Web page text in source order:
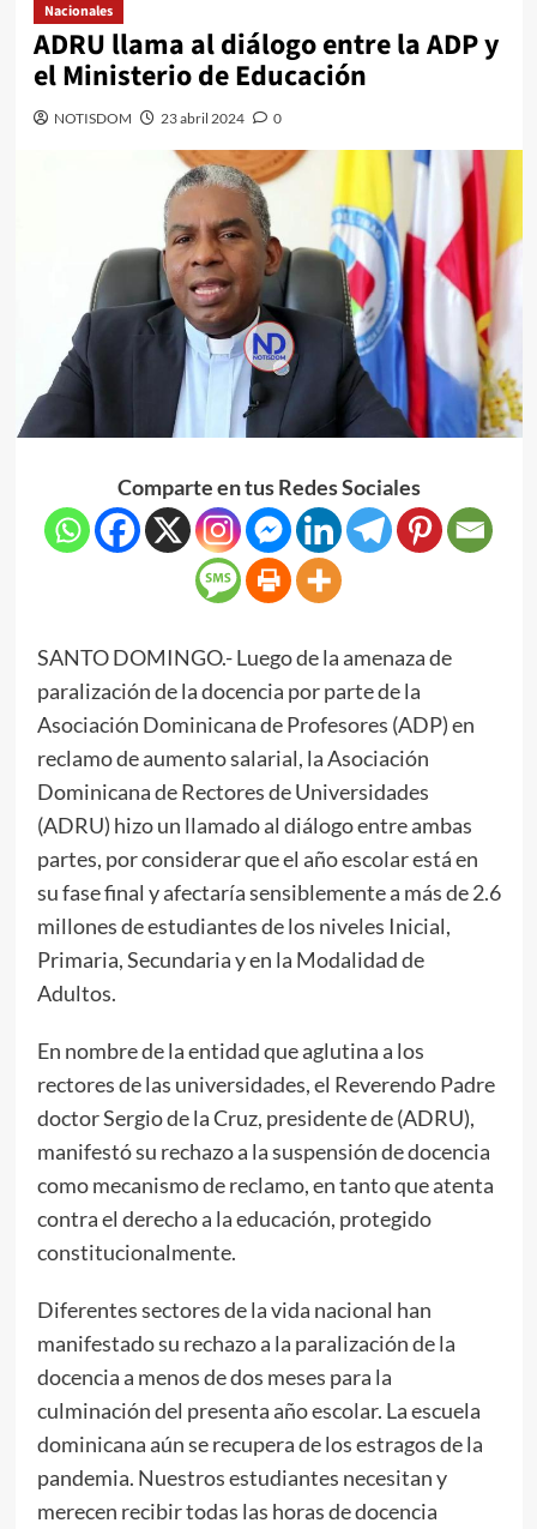
Nacionales
ADRU llama al diálogo entre la ADP y
el Ministerio de Educación
NOTISDOM 23 abril 2024 0
Comparte en tus Redes Sociales
SANTO DOMINGO.- Luego de la amenaza de
paralización de la docencia por parte de la
Asociación Dominicana de Profesores (ADP) en
reclamo de aumento salarial, la Asociación
Dominicana de Rectores de Universidades
(ADRU) hizo un llamado al diálogo entre ambas
partes, por considerar que el año escolar está en
su fase final y afectaría sensiblemente a más de 2.6
millones de estudiantes de los niveles Inicial,
Primaria, Secundaria y en la Modalidad de
Adultos.
En nombre de la entidad que aglutina a los
rectores de las universidades, el Reverendo Padre
doctor Sergio de la Cruz, presidente de (ADRU),
manifestó su rechazo a la suspensión de docencia
como mecanismo de reclamo, en tanto que atenta
contra el derecho a la educación, protegido
constitucionalmente.
Diferentes sectores de la vida nacional han
manifestado su rechazo a la paralización de la
docencia a menos de dos meses para la
culminación del presenta año escolar. La escuela
dominicana aún se recupera de los estragos de la
pandemia. Nuestros estudiantes necesitan y
merecen recibir todas las horas de docencia